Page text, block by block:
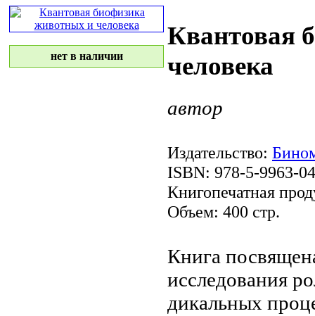
нет в наличии
Квантовая
человека
автор
Издательство:
ISBN: 978-5-9963-
Книгопечатная
Объем: 400 стр.
Книга
исследования
дикальных